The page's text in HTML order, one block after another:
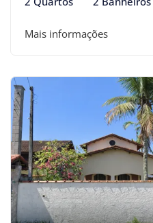
Mais informações